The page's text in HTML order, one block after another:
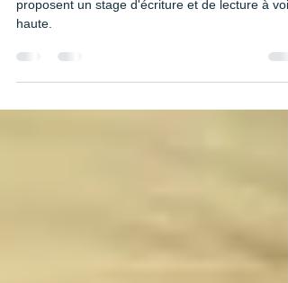
Une fois n'est pas coutume, les Sept Familles
haute.